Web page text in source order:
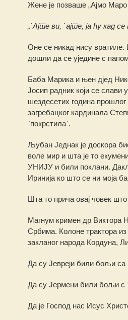
Жене је позваше „Ајмо
„`Ајте ви, `ајте, ја ћу кад
Оне се никад нису вратиле.
дошли да се уједине с
Баба Марика и њен дјед
Јосип радник који се слави
шездесетих година
загребацког кардинала
`покрстила`.
Љубан Једнак је доскора
воле мир и шта је то
УНИЈУ и били поклани.
Иринија ко што се ни моја
Шта то прича овај човек
Магнум кримен др Виктора
Србима. Колоне трактора
закланог народа Кордуна,
Да су Јевреји били бољи
Да су Јермени били бољи с
Да је Господ нас Исус